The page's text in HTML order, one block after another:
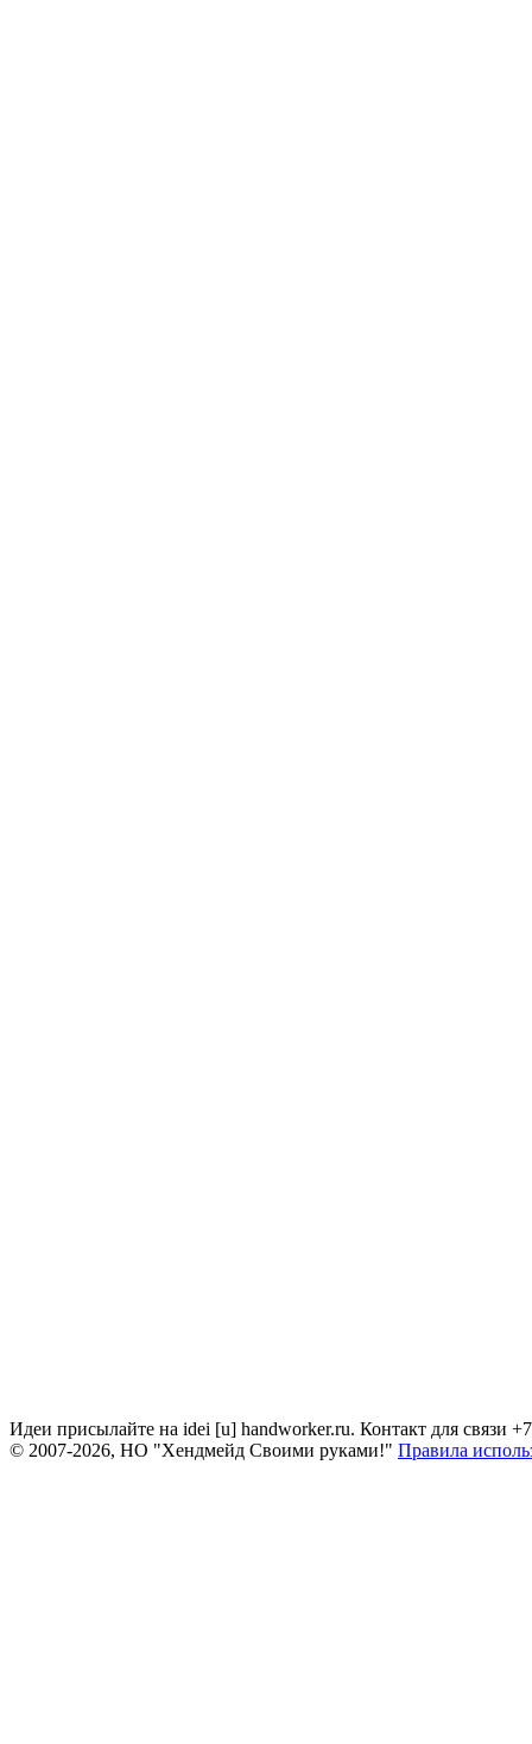
Идеи присылайте на idei [u] handworker.ru. Контакт для связи
© 2007-2026, НО "Хендмейд Своими руками!" Правила